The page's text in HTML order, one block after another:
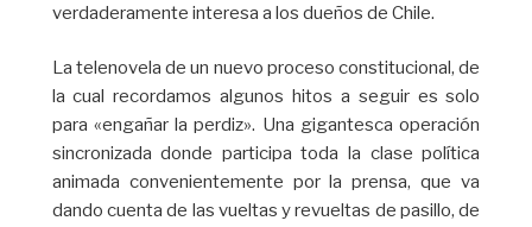
verdaderamente interesa a los dueños de Chile.
La telenovela de un nuevo proceso constitucional, de
la cual recordamos algunos hitos a seguir es solo
para «engañar la perdiz». Una gigantesca operación
sincronizada donde participa toda la clase política
animada convenientemente por la prensa, que va
dando cuenta de las vueltas y revueltas de pasillo, de